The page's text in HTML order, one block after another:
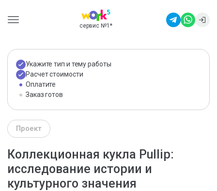
сервис №1 *
Укажите тип и тему работы
Расчет стоимости
Оплатите
Заказ готов
Проект
Коллекционная кукла Pullip:
исследование истории и
культурного значения